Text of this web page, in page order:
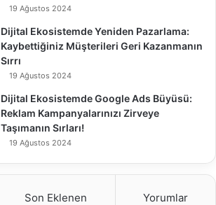
19 Ağustos 2024
Dijital Ekosistemde Yeniden Pazarlama:
Kaybettiğiniz Müşterileri Geri Kazanmanın
Sırrı
19 Ağustos 2024
Dijital Ekosistemde Google Ads Büyüsü:
Reklam Kampanyalarınızı Zirveye
Taşımanın Sırları!
19 Ağustos 2024
Son Eklenen Yorumlar